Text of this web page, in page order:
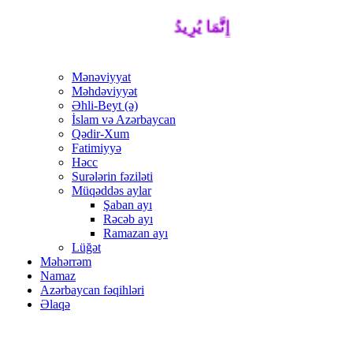
إِنَّمَا يُرِيدُ اللَّهُ لِيُذْهِبَ عَنْكُمُ
Mənəviyyat
Məhdəviyyət
Əhli-Beyt (ə)
İslam və Azərbaycan
Qədir-Xum
Fatimiyyə
Həcc
Surələrin fəziləti
Müqəddəs aylar
Şaban ayı
Rəcəb ayı
Ramazan ayı
Lüğət
Məhərrəm
Namaz
Azərbaycan fəqihləri
Əlaqə